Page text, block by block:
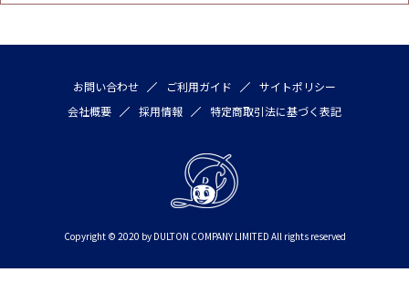
お問い合わせ ご利用ガイド
サイトポリシー
会社概要
採用情報 特定商取引法に基づく表記
Copyright © 2020 by DULTON COMPANY LIMITED All rights reserved